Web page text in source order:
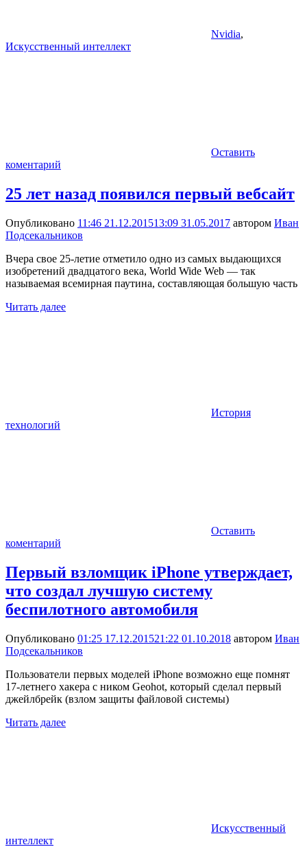
Nvidia,
Искусственный интеллект
Оставить
коментарий
25 лет назад появился первый вебсайт
Опубликовано 11:46 21.12.201513:09 31.05.2017 автором Иван
Подсекальников
Вчера свое 25-летие отметило одно из самых выдающихся
изобретений двадцатого века, World Wide Web — так
называемая всемирная паутина, составляющая большую часть
Читать далее
История
технологий
Оставить
коментарий
Первый взломщик iPhone утверждает,
что создал лучшую систему
беспилотного автомобиля
Опубликовано 01:25 17.12.201521:22 01.10.2018 автором Иван
Подсекальников
Пользователи первых моделей iPhone возможно еще помнят
17-летнего хакера с ником Geohot, который сделал первый
джейлбрейк (взлом защиты файловой системы)
Читать далее
Искусственный
интеллект